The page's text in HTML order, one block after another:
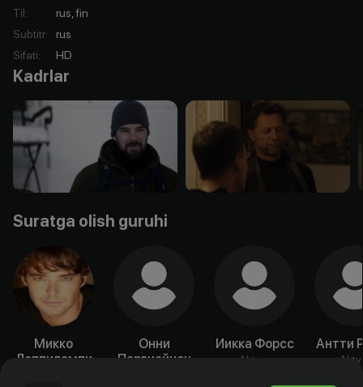
Til:
rus, fin
Subtitr:
rus
Sifati: HD
Kadrlar
Suratga olish guruhi
Микко
Леппилампи
Онни
Парвиайнен
Иикка Форсс
Aktyor
Антти